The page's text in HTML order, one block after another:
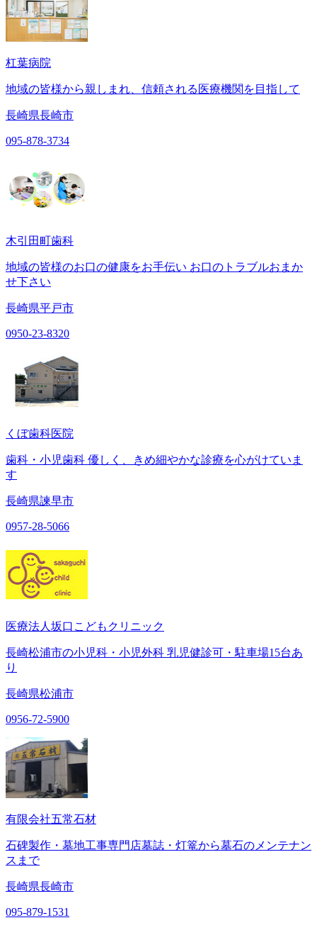
杠葉病院
地域の皆様から親しまれ、信頼される医療機関を目指して
長崎県長崎市
095-878-3734
木引田町歯科
地域の皆様のお口の健康をお手伝い お口のトラブルおまか
せ下さい
長崎県平戸市
0950-23-8320
くぼ歯科医院
歯科・小児歯科 優しく、きめ細やかな診療を心がけていま
す
長崎県諫早市
0957-28-5066
医療法人坂口こどもクリニック
長崎松浦市の小児科・小児外科 乳児健診可・駐車場15台あ
り
長崎県松浦市
0956-72-5900
有限会社五常石材
石碑製作・墓地工事専門店墓誌・灯篭から墓石のメンテナン
スまで
長崎県長崎市
095-879-1531